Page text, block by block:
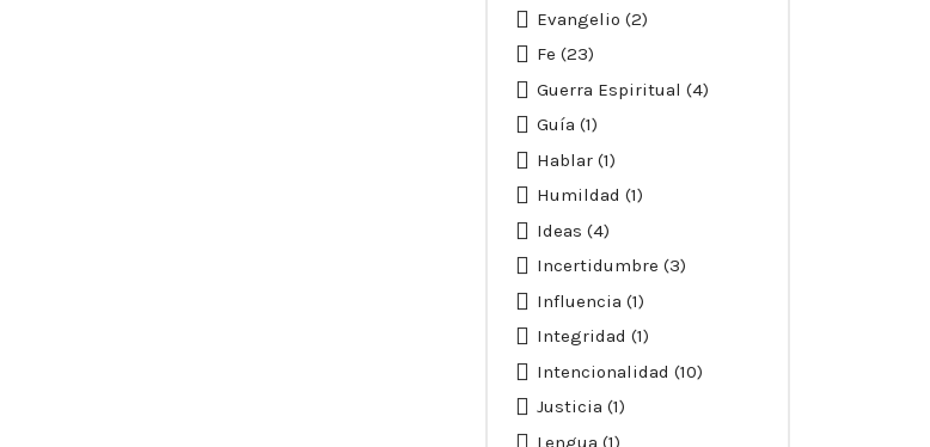
Evangelio (2)
Fe (23)
Guerra Espiritual (4)
Guía (1)
Hablar(1)
Humildad (1)
Ideas (4)
Incertidumbre (3)
Influencia (1)
Integridad (1)
Intencionalidad (10)
Justicia (1)
Lengua (1)